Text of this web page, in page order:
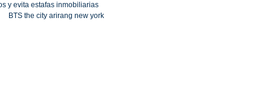
y evita estafas inmobiliarias
BTS the city arirang new york